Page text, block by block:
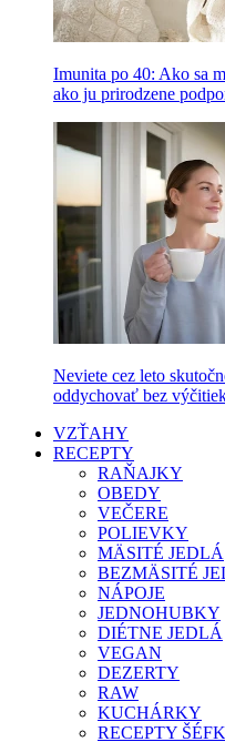
Imunita po 40: Ako sa
ako ju prirodzene
Neviete cez leto
oddychovať bez
VZŤAHY
RECEPTY
RAŇAJKY
OBEDY
VEČERE
POLIEVKY
MÄSITÉ JEDLÁ
BEZMÄSITÉ
NÁPOJE
JEDNOHUBKY
DIÉTNE JEDLÁ
VEGAN
DEZERTY
RAW
KUCHÁRKY
RECEPTY